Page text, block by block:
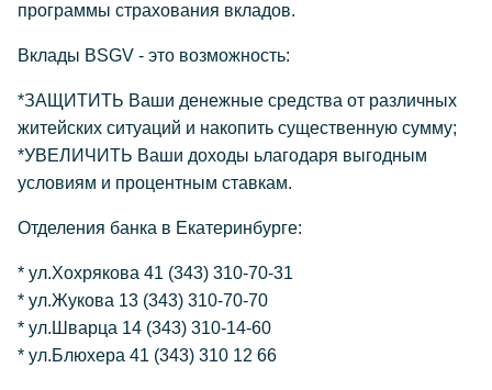
программы страхования вкладов.
Вклады BSGV - это возможность:
*ЗАЩИТИТЬ Ваши денежные средства от различных
житейских ситуаций и накопить существенную сумму;
*УВЕЛИЧИТЬ Ваши доходы ьлагодаря выгодным
условиям и процентным ставкам.
Отделения банка в Екатеринбурге:
* ул.Хохрякова 41 (343) 310-70-31
* ул.Жукова 13 (343) 310-70-70
* ул.Шварца 14 (343) 310-14-60
* ул.Блюхера 41 (343) 310 12 66